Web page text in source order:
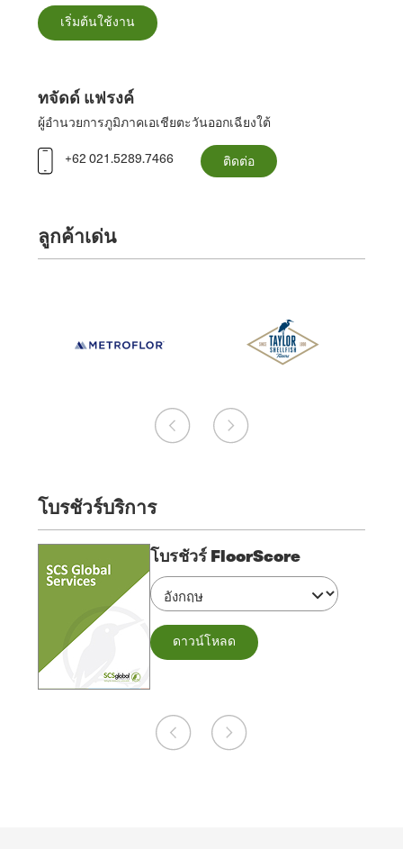
เริ่มต้นใช้งาน
ทจัดด์ แฟรงค์
ผู้อํานวยการภูมิภาคเอเชียตะวันออกเฉียงใต้
+62 021.5289.7466 ติดต่อ
ลูกค้าเด่น
โบรชัวร์บริการ
โบรชัวร์ FloorScore
ดาวน์โหลด